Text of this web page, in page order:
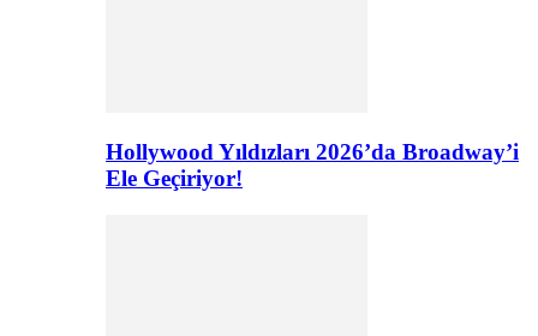
Hollywood Yıldızları 2026’da Broadway’i
Ele Geçiriyor!